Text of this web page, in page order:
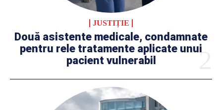
JUSTIȚIE
Două asistente medicale, condamnate
pentru rele tratamente aplicate unui
pacient vulnerabil